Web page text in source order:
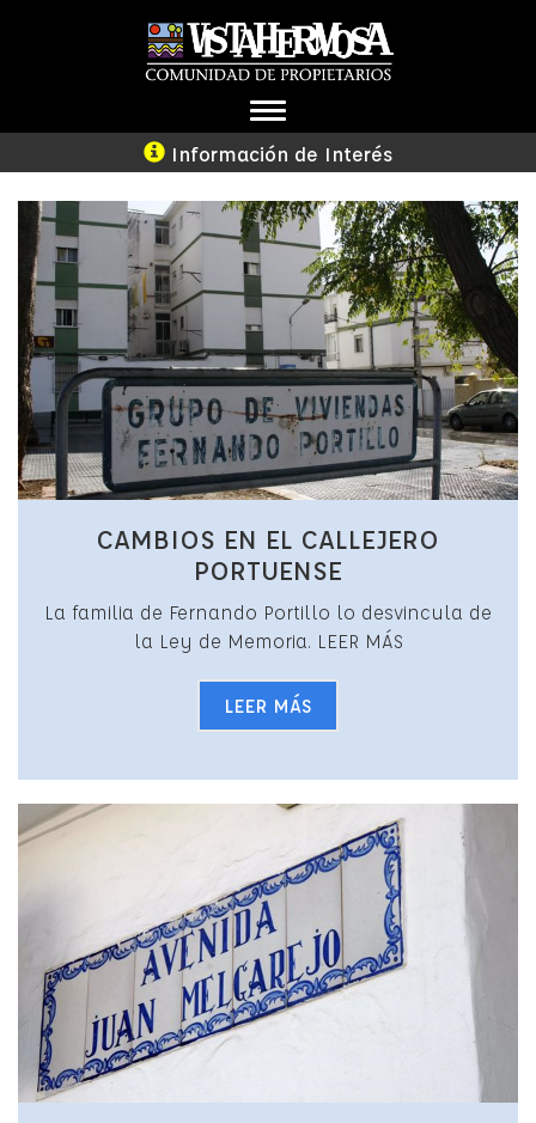
TOGGLE
NAVIGATION
Información de Interés
INFORMACIÓN DE
INTERÉS
CAMBIOS EN EL CALLEJERO
PORTUENSE
La familia de Fernando Portillo lo desvincula de
la Ley de Memoria. LEER MÁS
LEER MÁS